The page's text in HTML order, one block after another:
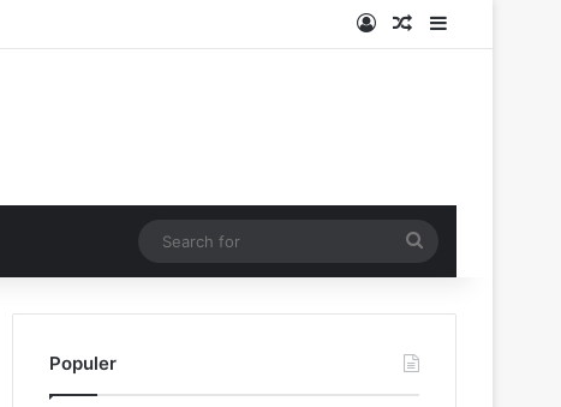
Log InRandom Article
Sidebar
for
Populer